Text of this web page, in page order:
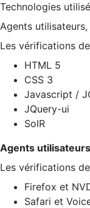
Technologies
Agents
Les vérifications
HTML 5
CSS 3
Javascript /
JQuery-ui
SolR
Agents
Les vérifications
Firefox et
Safari et